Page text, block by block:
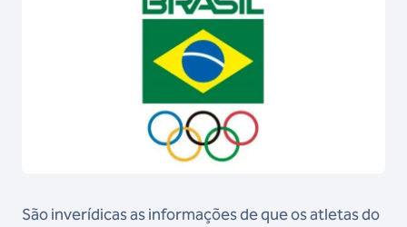
São inverídicas as informações de que os atletas do